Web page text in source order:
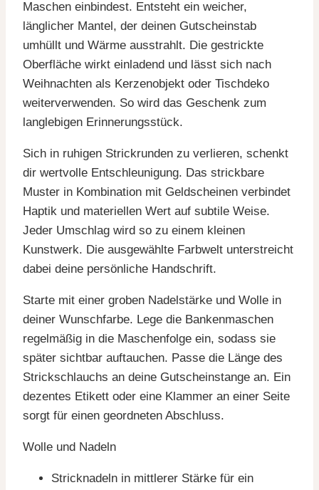
Maschen einbindest. Entsteht ein weicher,
länglicher Mantel, der deinen Gutscheinstab
umhüllt und Wärme ausstrahlt. Die gestrickte
Oberfläche wirkt einladend und lässt sich nach
Weihnachten als Kerzenobjekt oder Tischdeko
weiterverwenden. So wird das Geschenk zum
langlebigen Erinnerungsstück.
Sich in ruhigen Strickrunden zu verlieren, schenkt
dir wertvolle Entschleunigung. Das strickbare
Muster in Kombination mit Geldscheinen verbindet
Haptik und materiellen Wert auf subtile Weise.
Jeder Umschlag wird so zu einem kleinen
Kunstwerk. Die ausgewählte Farbwelt unterstreicht
dabei deine persönliche Handschrift.
Starte mit einer groben Nadelstärke und Wolle in
deiner Wunschfarbe. Lege die Bankenmaschen
regelmäßig in die Maschenfolge ein, sodass sie
später sichtbar auftauchen. Passe die Länge des
Strickschlauchs an deine Gutscheinstange an. Ein
dezentes Etikett oder eine Klammer an einer Seite
sorgt für einen geordneten Abschluss.
Wolle und Nadeln
Stricknadeln in mittlerer Stärke für ein